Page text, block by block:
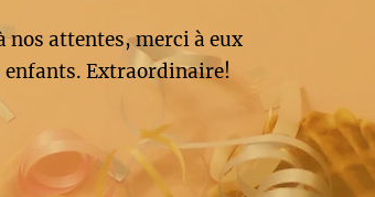
attentes, merci à eux
enfants. Extraordinaire!